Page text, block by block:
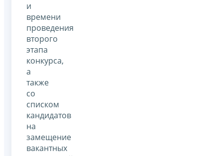
и
времени
проведения
второго
этапа
конкурса,
а
также
со
списком
кандидатов
на
замещение
вакантных